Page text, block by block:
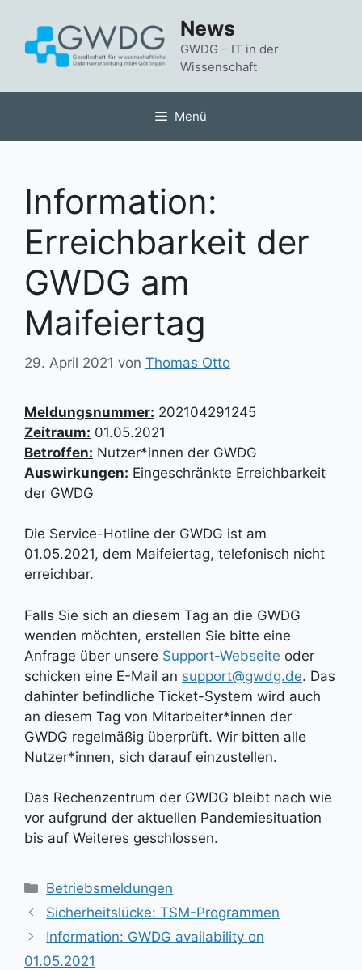
springen
News
GWDG – IT in der
Wissenschaft
Menü
Information:
Erreichbarkeit der
GWDG am
Maifeiertag
29. April 2021 von Thomas Otto
Meldungsnummer: 202104291245
Zeitraum: 01.05.2021
Betroffen: Nutzer*innen der GWDG
Auswirkungen: Eingeschränkte Erreichbarkeit
der GWDG
Die Service-Hotline der GWDG ist am
01.05.2021, dem Maifeiertag, telefonisch nicht
erreichbar.
Falls Sie sich an diesem Tag an die GWDG
wenden möchten, erstellen Sie bitte eine
Anfrage über unsere Support-Webseite oder
schicken eine E-Mail an support@gwdg.de. Das
dahinter befindliche Ticket-System wird auch
an diesem Tag von Mitarbeiter*innen der
GWDG regelmäßig überprüft. Wir bitten alle
Nutzer*innen, sich darauf einzustellen.
Das Rechenzentrum der GWDG bleibt nach wie
vor aufgrund der aktuellen Pandemiesituation
bis auf Weiteres geschlossen.
Kategorien
Betriebsmeldungen
Sicherheitslücke: TSM-Programmen
Information: GWDG availability on
01.05.2021